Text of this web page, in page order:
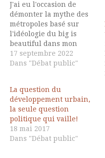
J'ai eu l'occasion de
démonter la mythe des
métropoles basé sur
l'idéologie du big is
beautiful dans mon
dernier opus qui
soulignait le dynamisme
dynamisme d'innovation
qu'on ne trouvait pas
forcément dans les
grandes villes. Ce blog
entretien réalisé par
Vincent Lapierre me
17 septembre 2022
Dans "Débat public"
La question du
développement urbain,
la seule question
politique qui vaille!
18 mai 2017
Dans "Débat public"